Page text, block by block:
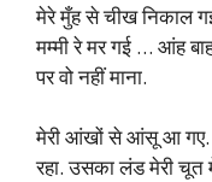
मेरे मुँह से चीख निकाल
मम्मी रे मर गई … आंह
पर वो नहीं माना.
मेरी आंखों से आंसू आ गए.
रहा. उसका लंड मेरी